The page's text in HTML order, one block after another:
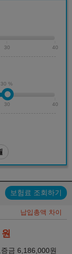
30 40
30 %
30 40
보험료 조회하기
납입총액 차이
원
금 6,186,000원